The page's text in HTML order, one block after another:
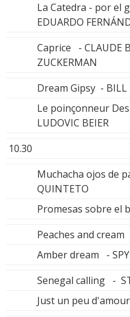
La Catedra - por el
EDUARDO
Caprice - CLAUDE
ZUCKERMAN
Dream Gipsy - BILL
Le poinçonneur Des
LUDOVIC BEIER
10.30
Muchacha ojos de
QUINTETO
Promesas sobre el
Peaches and cream
Amber dream -
Senegal calling -
Just un peu